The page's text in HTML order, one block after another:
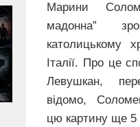
Марини
мадонна”
католицькому
Італії. Про це
Левушкан,
відомо,
цю картину ще 5